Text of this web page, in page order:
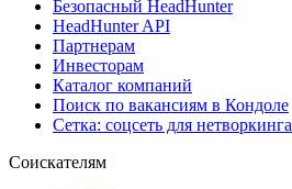
Безопасный HeadHunter
HeadHunter API
Партнерам
Инвесторам
Каталог компаний
Поиск по вакансиям в Кондоле
Сетка: соцсеть для нетворкинга
Соискателям